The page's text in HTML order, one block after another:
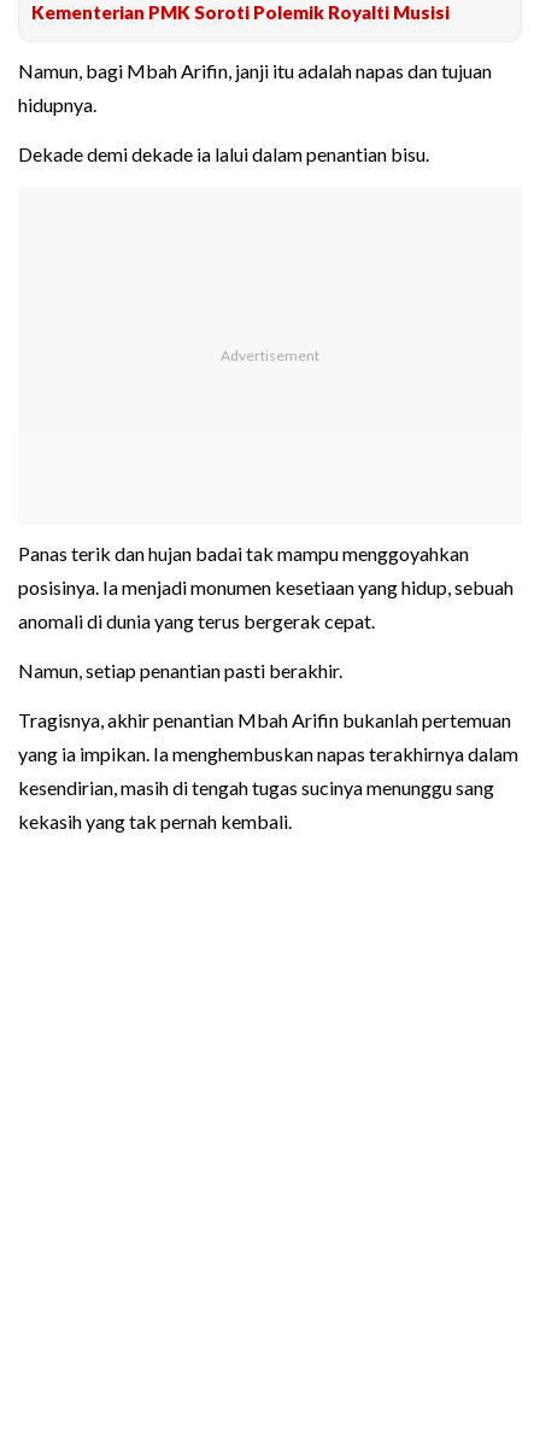
Kementerian PMK Soroti Polemik Royalti Musisi
Namun, bagi Mbah Arifin, janji itu adalah napas dan tujuan
hidupnya.
Dekade demi dekade ia lalui dalam penantian bisu.
Panas terik dan hujan badai tak mampu menggoyahkan
posisinya. Ia menjadi monumen kesetiaan yang hidup, sebuah
anomali di dunia yang terus bergerak cepat.
Namun, setiap penantian pasti berakhir.
Tragisnya, akhir penantian Mbah Arifin bukanlah pertemuan
yang ia impikan. Ia menghembuskan napas terakhirnya dalam
kesendirian, masih di tengah tugas sucinya menunggu sang
kekasih yang tak pernah kembali.